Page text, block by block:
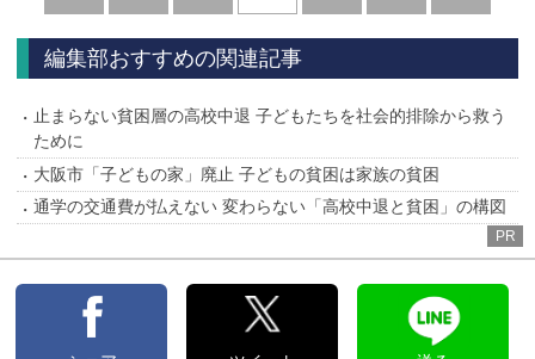
へ
へ
編集部おすすめの関連記事
止まらない貧困層の高校中退 子どもたちを社会的排除から救う
ために
大阪市「子どもの家」廃止 子どもの貧困は家族の貧困
通学の交通費が払えない 変わらない「高校中退と貧困」の構図
PR